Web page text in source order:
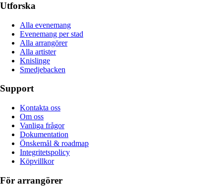
Utforska
Alla evenemang
Evenemang per stad
Alla arrangörer
Alla artister
Knislinge
Smedjebacken
Support
Kontakta oss
Om oss
Vanliga frågor
Dokumentation
Önskemål & roadmap
Integritetspolicy
Köpvillkor
För arrangörer